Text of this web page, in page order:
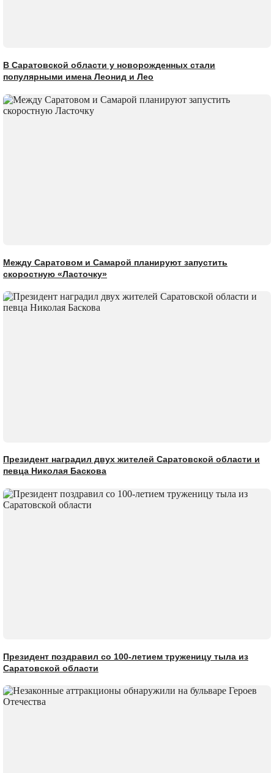
В Саратовской области у новорожденных стали
популярными имена Леонид и Лео
Между Саратовом и Самарой планируют запустить
скоростную «Ласточку»
Президент наградил двух жителей Саратовской области и
певца Николая Баскова
Президент поздравил со 100-летием труженицу тыла из
Саратовской области